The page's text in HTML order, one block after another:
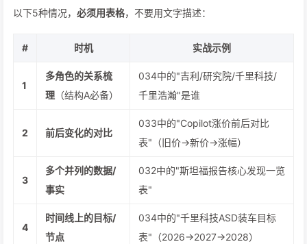
以下5种情况， 必须用表格，不要用文字描述：
# 时机 实战示例
1
多角色的关系梳
理 （结构A必备）
034中的"吉利/研究院/千里科技/
千里浩瀚"是谁
2 前后变化的对比
033中的"Copilot涨价前后对比
表"（旧价→新价→涨幅）
3
多个并列的数据/
事实
032中的"斯坦福报告核心发现一览
表"
4
时间线上的目标/
节点
034中的"千里科技ASD装车目标
表"（2026→2027→2028）